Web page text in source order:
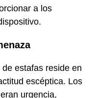
a los
estafas reside en
escéptica. Los
urgencia,